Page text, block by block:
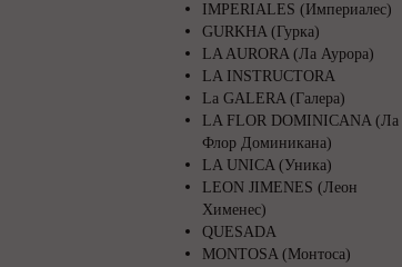
IMPERIALES (Империалес)
GURKHA (Гурка)
LA AURORA (Ла Аурора)
LA INSTRUCTORA
La GALERA (Галера)
LA FLOR DOMINICANA (Ла
Флор Доминикана)
LA UNICA (Уника)
LEON JIMENES (Леон
Хименес)
QUESADA
MONTOSA (Монтоса)